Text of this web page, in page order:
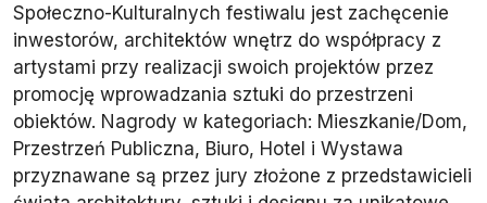
Społeczno-Kulturalnych festiwalu jest zachęcenie
inwestorów, architektów wnętrz do współpracy z
artystami przy realizacji swoich projektów przez
promocję wprowadzania sztuki do przestrzeni
obiektów. Nagrody w kategoriach: Mieszkanie/Dom,
Przestrzeń Publiczna, Biuro, Hotel i Wystawa
przyznawane są przez jury złożone z przedstawicieli